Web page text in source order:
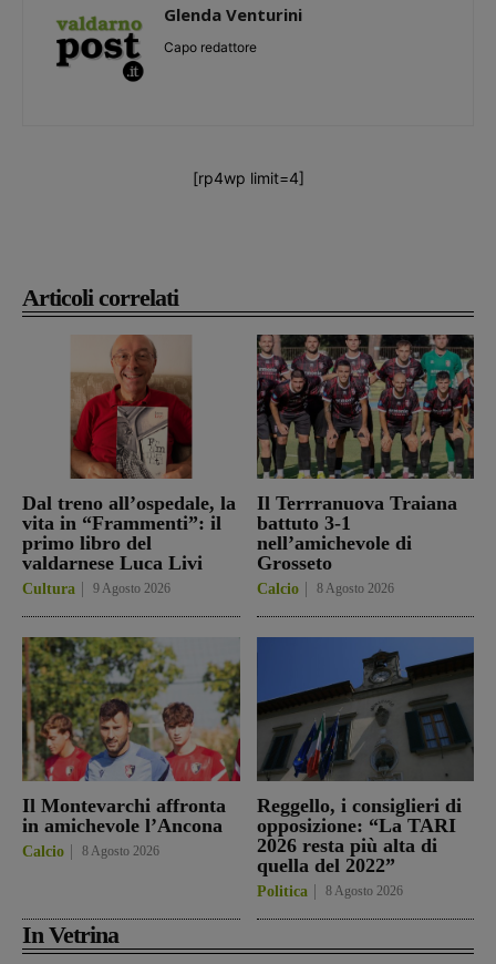
Articoli correlati
Dal treno all’ospedale, la
vita in “Frammenti”: il
primo libro del
valdarnese Luca Livi
Cultura 9 Agosto 2026
Il Terrranuova Traiana
battuto 3-1
nell’amichevole di
Grosseto
Calcio 8 Agosto 2026
Il Montevarchi affronta
in amichevole l’Ancona
Calcio 8 Agosto 2026
Reggello, i consiglieri di
opposizione: “La TARI
2026 resta più alta di
quella del 2022”
Politica 8 Agosto 2026
In Vetrina
Glenda Venturini
Capo redattore
[rp4wp limit=4]